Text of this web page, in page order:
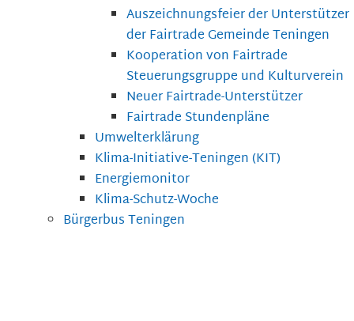
Auszeichnungsfeier der Unterstützer
der Fairtrade Gemeinde Teningen
Kooperation von Fairtrade
Steuerungsgruppe und Kulturverein
Neuer Fairtrade-Unterstützer
Fairtrade Stundenpläne
Umwelterklärung
Klima-Initiative-Teningen (KIT)
Energiemonitor
Klima-Schutz-Woche
Bürgerbus Teningen